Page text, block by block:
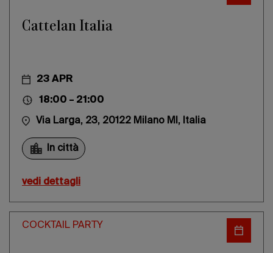
Cattelan Italia
23 APR
18:00 – 21:00
Via Larga, 23, 20122 Milano MI, Italia
In città
vedi dettagli
COCKTAIL PARTY